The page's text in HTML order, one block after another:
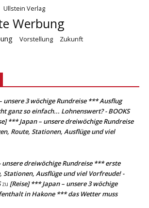
Ullstein Verlag
Werbung
Vorstellung Zukunft
unsere 3 wöchige Rundreise *** Ausflug
ganz so einfach... Lohnenswert? - BOOKS
*** Japan – unsere dreiwöchige Rundreise
Route, Stationen, Ausflüge und viel
unsere dreiwöchige Rundreise *** erste
Stationen, Ausflüge und viel Vorfreude! -
zu [Reise] *** Japan – unsere 3 wöchige
in Hakone *** das Wetter muss